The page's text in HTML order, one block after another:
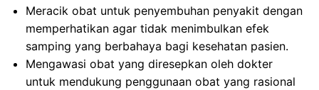
Meracik obat untuk penyembuhan penyakit dengan
memperhatikan agar tidak menimbulkan efek
samping yang berbahaya bagi kesehatan pasien.
Mengawasi obat yang diresepkan oleh dokter
untuk mendukung penggunaan obat yang rasional